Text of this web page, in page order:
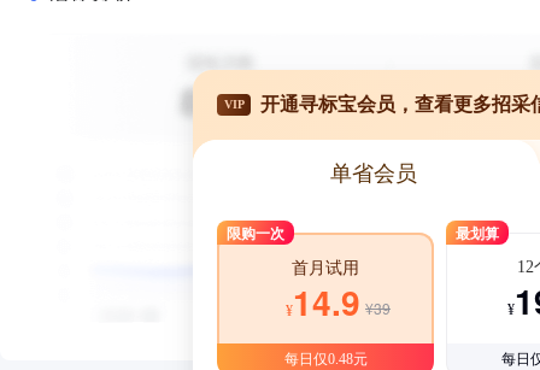
VIP 开通寻标宝会员，查看更多招采
单省会员
限购一次
首月试用
¥14.9 ¥39
每日仅0.48元
最划算
12
¥
每日